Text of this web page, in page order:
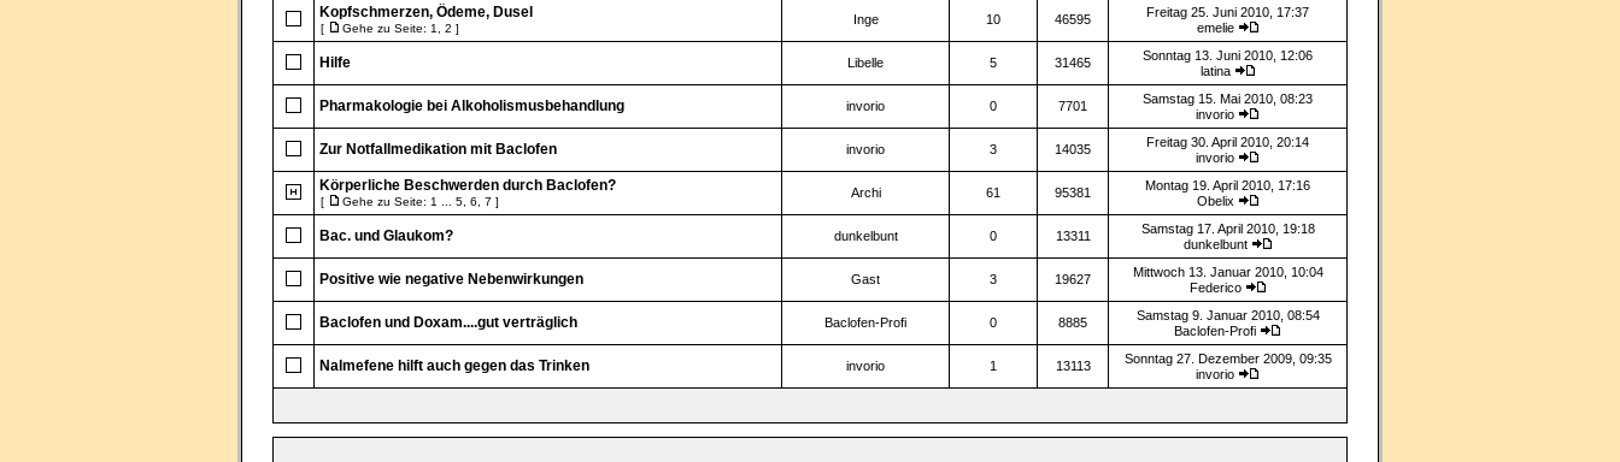
Kopfschmerzen, Ödeme, Dusel
[ Gehe zu Seite: 1 2 ]
Inge 10 46595
Freitag 25. Juni 2010, 17:37
emelie
Hilfe Libelle 5 31465
Sonntag 13. Juni 2010, 12:06
latina
Pharmakologie bei Alkoholismusbehandlung invorio 0 7701
Samstag 15. Mai 2010, 08:23
invorio
Zur Notfallmedikation mit Baclofen invorio 3 14035
Freitag 30. April 2010, 20:14
invorio
Körperliche Beschwerden durch Baclofen?
[ Gehe zu Seite: 1 5 6 7 ]
Archi 61 95381
Montag 19. April 2010, 17:16
Obelix
Bac. und Glaukom? dunkelbunt 0 13311
Samstag 17. April 2010, 19:18
dunkelbunt
Positive wie negative Nebenwirkungen Gast 3 19627
Mittwoch 13. Januar 2010, 10:04
Federico
Baclofen und Doxam....gut verträglich Baclofen-Profi 0 8885
Samstag 9. Januar 2010, 08:54
Baclofen-Profi
Nalmefene hilft auch gegen das Trinken invorio 1 13113
Sonntag 27. Dezember 2009, 09:35
invorio